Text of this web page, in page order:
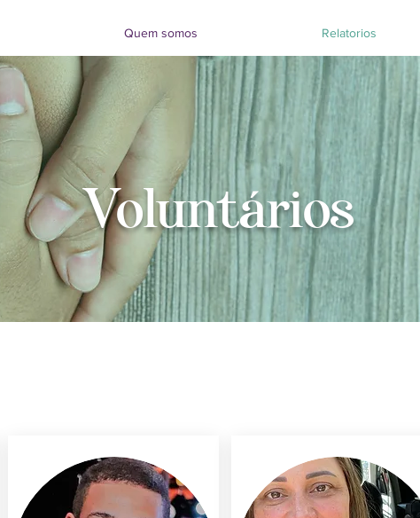
Quem somos Relatorios
Voluntários